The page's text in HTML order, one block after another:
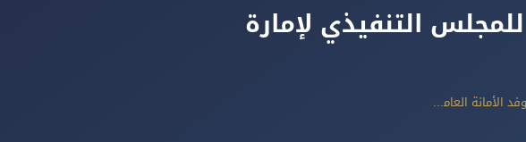
التنفيذي لإمارة
بن طليعة تستقبل وفد الأمانة العامة للمجلس التنفيذي لإمارة رأس الخيمة